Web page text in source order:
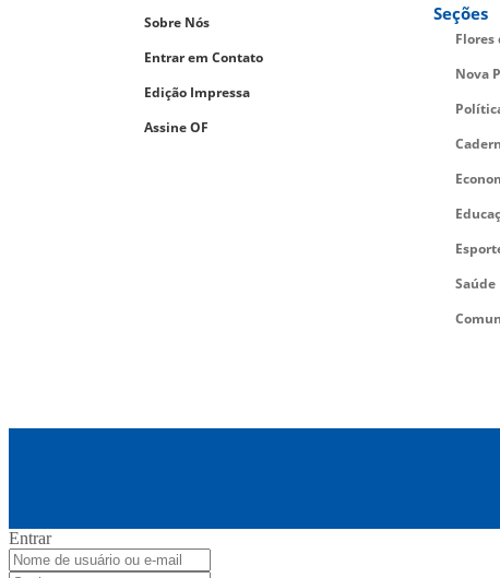
Sobre Nós
Entrar em Contato
Edição Impressa
Assine OF
Seções
Flores
Nova
Saúde
Entrar